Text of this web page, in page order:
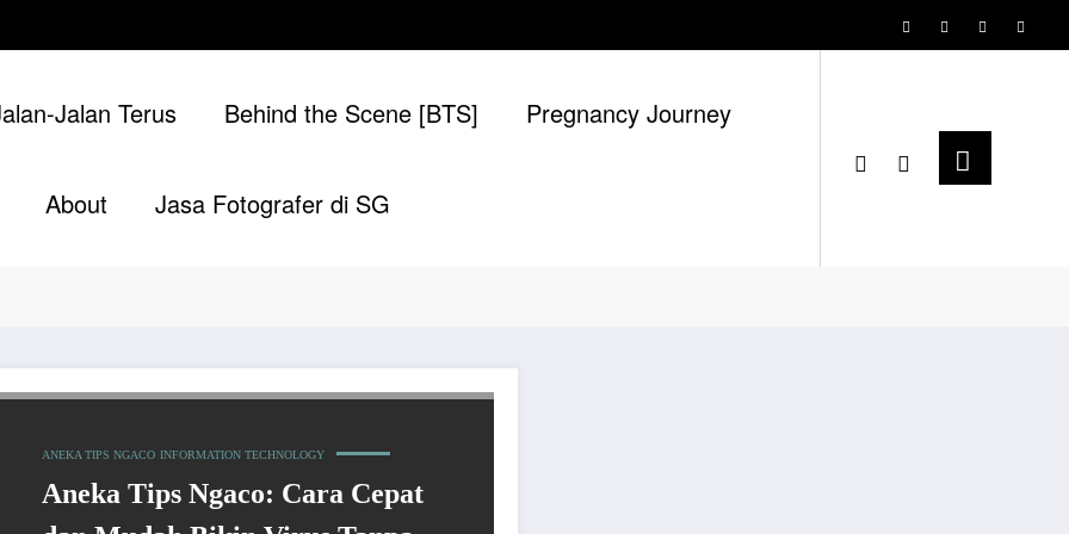
Jalan Terus Behind the Scene [BTS] Pregnancy Journey
About Jasa Fotografer di SG
ANEKA TIPS NGACO INFORMATION TECHNOLOGY
Aneka Tips Ngaco: Cara Cepat